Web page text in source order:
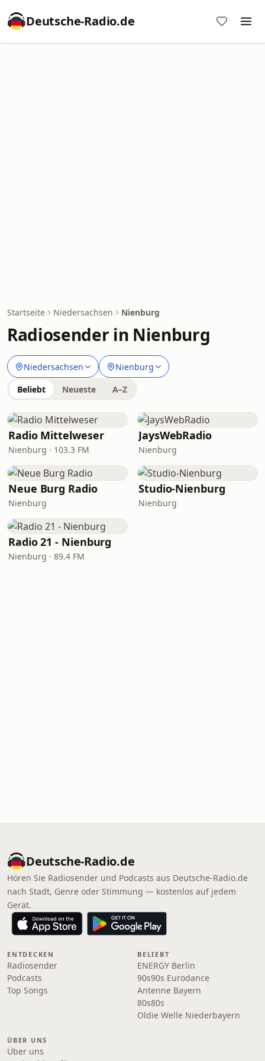
Deutsche-Radio.de
Startseite Niedersachsen Nienburg
Radiosender in Nienburg
Niedersachsen Nienburg
Beliebt Neueste A–Z
Radio Mittelweser
Nienburg · 103.3 FM
JaysWebRadio
Nienburg
Neue Burg Radio
Nienburg
Studio-Nienburg
Nienburg
Radio 21 - Nienburg
Nienburg · 89.4 FM
Deutsche-Radio.de
Hören Sie Radiosender und Podcasts aus Deutsche-Radio.de
nach Stadt, Genre oder Stimmung — kostenlos auf jedem
Gerät.
ENTDECKEN
Radiosender
Podcasts
Top Songs
BELIEBT
ENERGY Berlin
90s90s Eurodance
Antenne Bayern
80s80s
Oldie Welle Niederbayern
ÜBER UNS
Über uns